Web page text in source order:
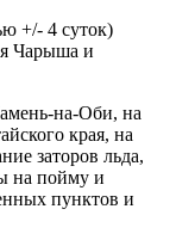
+/- 4 суток)
Чарыша и
на-Оби, на
края, на
заторов льда,
на пойму и
пунктов и